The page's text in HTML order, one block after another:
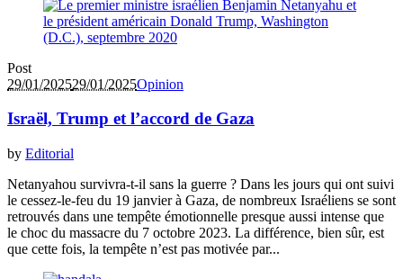
Post
29/01/202529/01/2025Opinion
Israël, Trump et l’accord de Gaza
by Editorial
Netanyahou survivra-t-il sans la guerre ? Dans les jours qui ont suivi
le cessez-le-feu du 19 janvier à Gaza, de nombreux Israéliens se sont
retrouvés dans une tempête émotionnelle presque aussi intense que
le choc du massacre du 7 octobre 2023. La différence, bien sûr, est
que cette fois, la tempête n’est pas motivée par...